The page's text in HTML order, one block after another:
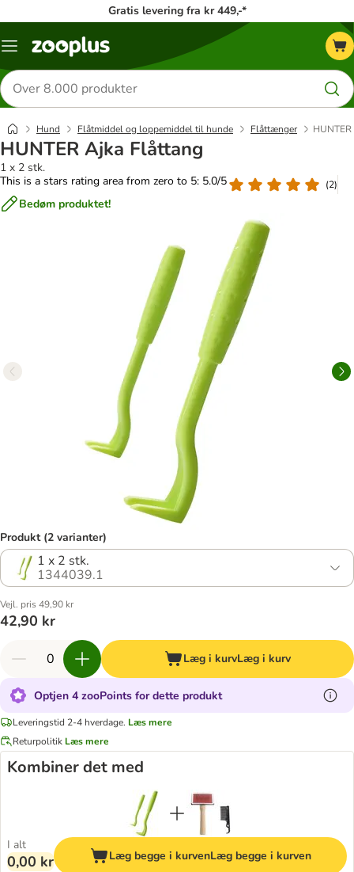
Gratis levering fra kr 449,-*
Menu
Søg
efter
produkter
Hund Flåtmiddel og loppemiddel til hunde Flåttænger
HUNTER Ajka Flåttang
1 x 2 stk.
This is a stars rating area from zero to 5: 5.0/5
(2)
Bedøm produktet!
Produkt (2 varianter)
1 x 2 stk.
1344039.1
Vejl. pris 49,90 kr
42,90 kr
Læg i kurvLæg i kurv
Optjen 4 zooPoints for dette produkt
Leveringstid 2-4 hverdage. Læs mere
Returpolitik Læs mere
Kombiner det med
I alt
0,00 kr Læg begge i kurvenLæg begge i kurven